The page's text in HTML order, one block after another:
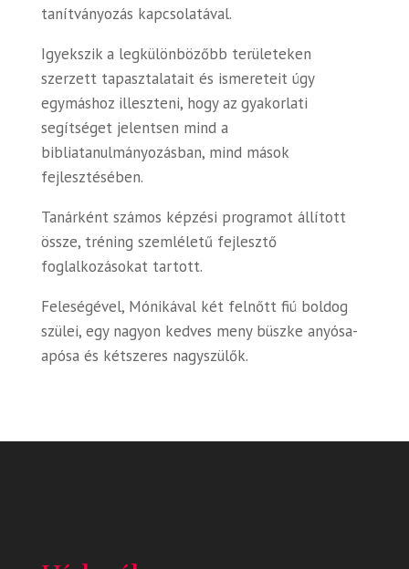
tanítványozás kapcsolatával.
Igyekszik a legkülönbözőbb területeken
szerzett tapasztalatait és ismereteit úgy
egymáshoz illeszteni, hogy az gyakorlati
segítséget jelentsen mind a
bibliatanulmányozásban, mind mások
fejlesztésében.
Tanárként számos képzési programot állított
össze, tréning szemléletű fejlesztő
foglalkozásokat tartott.
Feleségével, Mónikával két felnőtt fiú boldog
szülei, egy nagyon kedves meny büszke anyósa-
apósa és kétszeres nagyszülők.